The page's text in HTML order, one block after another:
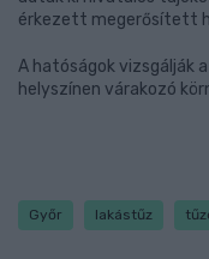
érkezett megerősített
A hatóságok vizsgálják
helyszínen várakozó
Győr lakástűz